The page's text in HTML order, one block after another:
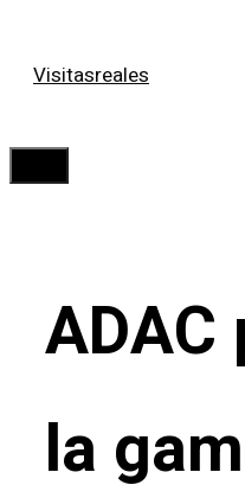
Visitasreales
ADAC
la